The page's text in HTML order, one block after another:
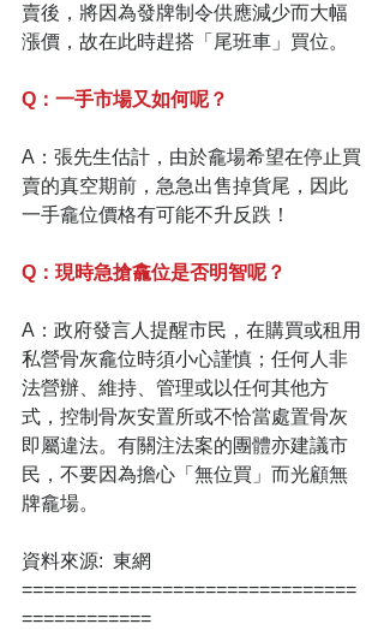
賣後，將因為發牌制令供應減少而大幅
漲價，故在此時趕搭「尾班車」買位。
Q：一手市場又如何呢？
A：張先生估計，由於龕場希望在停止買
賣的真空期前，急急出售掉貨尾，因此
一手龕位價格有可能不升反跌！
Q：現時急搶龕位是否明智呢？
A：政府發言人提醒市民，在購買或租用
私營骨灰龕位時須小心謹慎；任何人非
法營辦、維持、管理或以任何其他方
式，控制骨灰安置所或不恰當處置骨灰
即屬違法。有關注法案的團體亦建議市
民，不要因為擔心「無位買」而光顧無
牌龕場。
資料來源:  東網
===============================
============